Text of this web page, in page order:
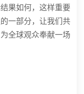
果如何，这样重要
一部分，让我们共
全球观众奉献一场